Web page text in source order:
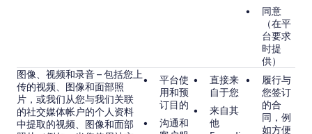
同意
（在平
台要求
时提
供）
图像、视频和录音 – 包括您上
传的视频、图像和面部照
片，或我们从您与我们关联
的社交媒体帐户的个人资料
中提取的视频、图像和面部
平台使
用和预
订目的
沟通和
直接来
自于您
来自其
他
履行与
您签订
的合
同，例
如方便